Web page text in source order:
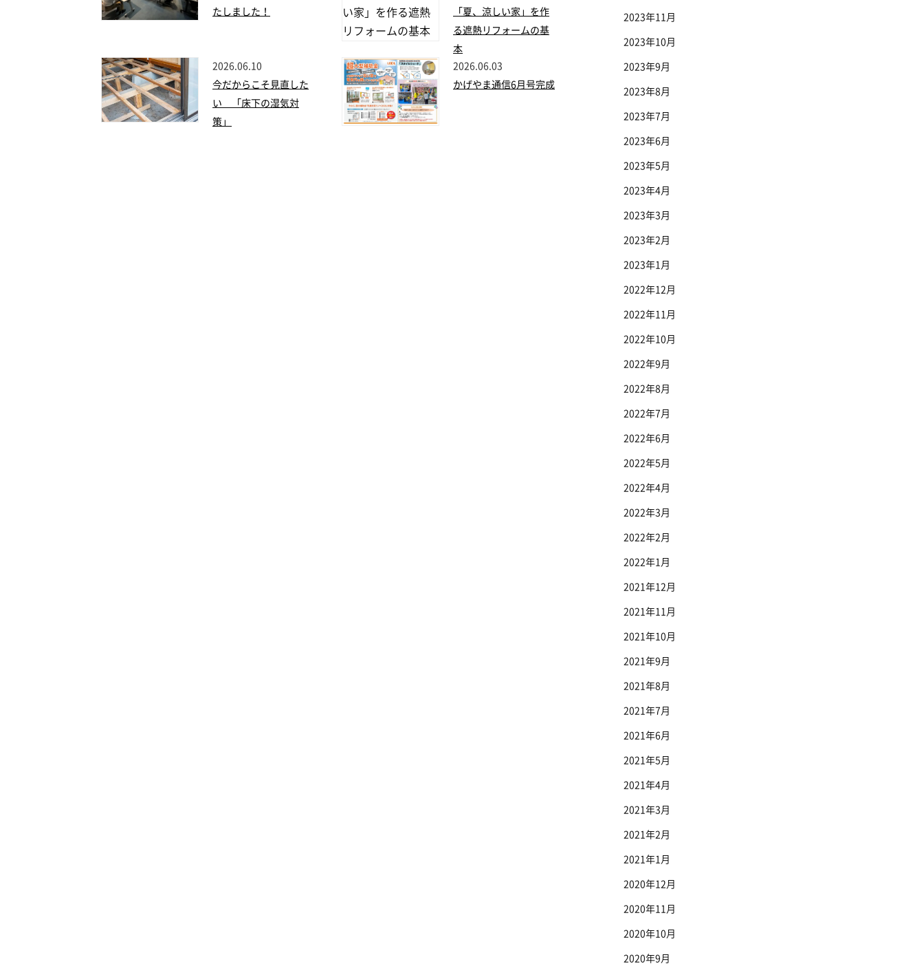
たしました！
「夏、涼しい家」を作
る遮熱リフォームの基
本
2026.06.10
今だからこそ見直した
い 「床下の湿気対
策」
2026.06.03
かげやま通信6月号完成
2023年11月
2023年10月
2023年9月
2023年8月
2023年7月
2023年6月
2023年5月
2023年4月
2023年3月
2023年2月
2023年1月
2022年12月
2022年11月
2022年10月
2022年9月
2022年8月
2022年7月
2022年6月
2022年5月
2022年4月
2022年3月
2022年2月
2022年1月
2021年12月
2021年11月
2021年10月
2021年9月
2021年8月
2021年7月
2021年6月
2021年5月
2021年4月
2021年3月
2021年2月
2021年1月
2020年12月
2020年11月
2020年10月
2020年9月